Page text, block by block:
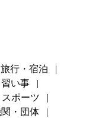
旅行・宿泊
い事
ポーツ
・団体